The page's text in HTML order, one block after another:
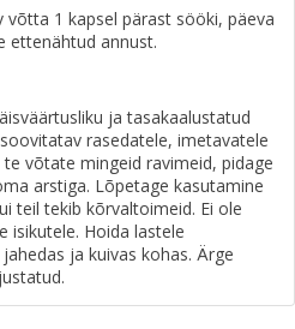
1 kapsel pärast sööki, päeva
ettenähtud annust.
ja tasakaalustatud
rasedatele, imetavatele
võtate mingeid ravimeid, pidage
arstiga. Lõpetage kasutamine
teil tekib kõrvaltoimeid. Ei ole
isikutele. Hoida lastele
ja kuivas kohas. Ärge